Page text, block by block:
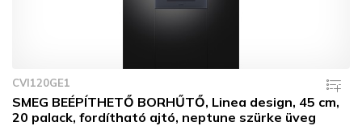
CVI120GE1
SMEG BEÉPÍTHETŐ BORHŰTŐ, Linea design, 45 cm,
20 palack, fordítható ajtó, neptune szürke üveg